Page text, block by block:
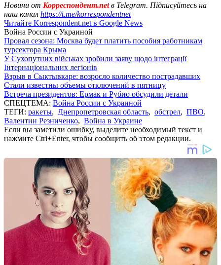
Новини от Корреспондент.netв Telegram. Підписуйтесь на
наш канал https://t.me/korrespondentnet
Читайте Korrespondent.net в Google News
Война России с Украиной
Провал сезона: Москва будет платить пособия работникам
турсектора Крыма
У Сухопутних військах зробили заяву щодо інтеграції
Інтернаціональних легіонів
Взрыв в Сыктывкаре: возросло количество пострадавших
Стали известны объемы отключений в пятницу
Встреча президентов: Ермак и Рубио обсудили детали
СПЕЦТЕМА: Война России с Украиной
ТЕГИ: ракеты, Днепропетровская область, обстрел, ПВО,
Валентин Резниченко, Война в Украине
Если вы заметили ошибку, выделите необходимый текст и
нажмите Ctrl+Enter, чтобы сообщить об этом редакции.